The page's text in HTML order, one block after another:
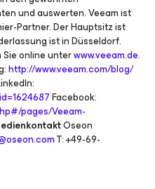
und auswerten. Veeam ist
Partner. Der Hauptsitz ist
ist in Düsseldorf.
online unterwww.veeam.de.
http://www.veeam.com/blog/
Facebook:
pages/Veeam-
Oseon
T: +49-69-